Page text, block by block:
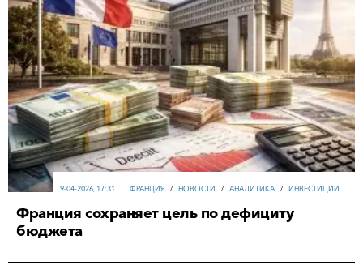
ФРАНЦИЯ / НОВОСТИ / АНАЛИТИКА / ИНВЕСТИЦИИ
9-04-2026, 17:31
Франция сохраняет цель по дефициту
бюджета